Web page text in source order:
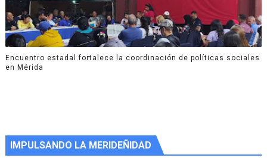
Encuentro estadal fortalece la coordinación de políticas sociales
en Mérida
IMPULSANDO LA MERIDEÑIDAD